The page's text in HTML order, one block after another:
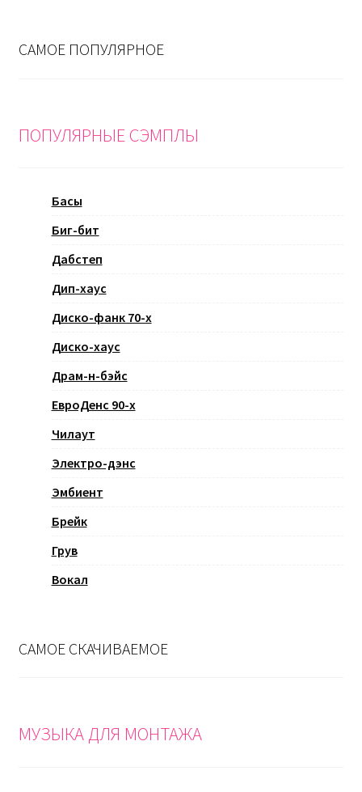
САМОЕ ПОПУЛЯРНОЕ
ПОПУЛЯРНЫЕ СЭМПЛЫ
Басы
Биг-бит
Дабстеп
Дип-хаус
Диско-фанк 70-х
Диско-хаус
Драм-н-бэйс
ЕвроДенс 90-х
Чилаут
Электро-дэнс
Эмбиент
Брейк
Грув
Вокал
САМОЕ СКАЧИВАЕМОЕ
МУЗЫКА ДЛЯ МОНТАЖА